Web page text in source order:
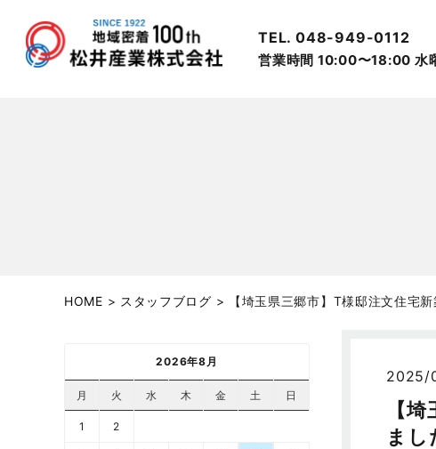
TEL. 048-949-0112
営業時間 10:00〜18:00 ⽔
HOME > スタッフブログ > 【埼玉県三郷市】T様邸注文住宅
2025/
【
まし
2026年8月
月 火 水 木 金 土 日
1 2